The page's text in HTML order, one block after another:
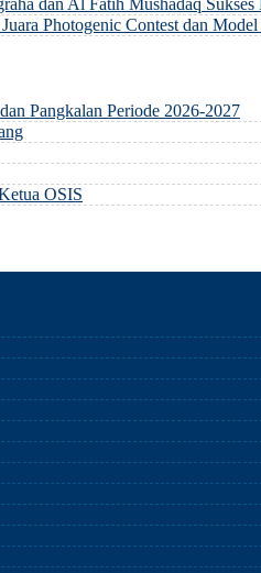
dan Al Fatih Mushadaq
Photogenic Contest dan
Pangkalan Periode 2026-2027
OSIS